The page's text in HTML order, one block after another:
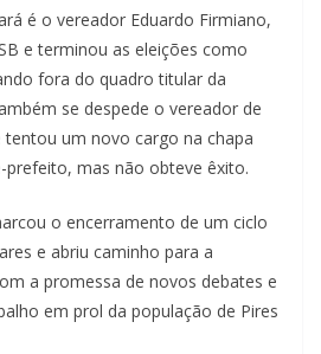
é o vereador Eduardo Firmiano,
e terminou as eleições como
fora do quadro titular da
se despede o vereador de
um novo cargo na chapa
mas não obteve êxito.
o encerramento de um ciclo
e abriu caminho para a
a promessa de novos debates e
em prol da população de Pires